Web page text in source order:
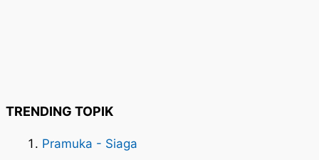
TRENDING TOPIK
Pramuka - Siaga